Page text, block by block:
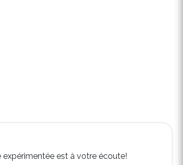
expérimentée est à votre écoute!